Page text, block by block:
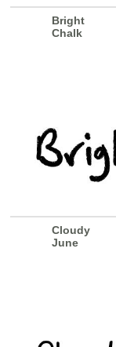
Bright
Chalk
Cloudy
June